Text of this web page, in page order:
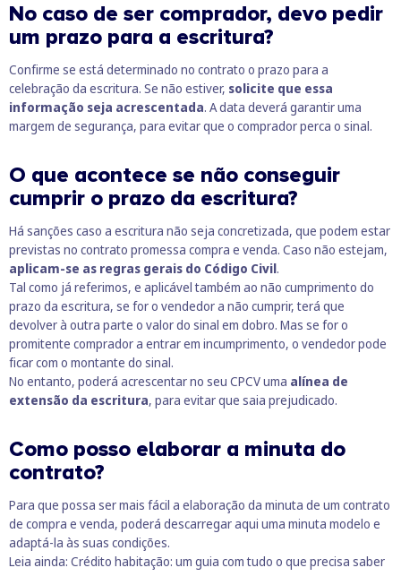
No caso de ser comprador, devo pedir
um prazo para a escritura?
Confirme se está determinado no contrato o prazo para a
celebração da escritura. Se não estiver, solicite que essa
informação seja acrescentada. A data deverá garantir uma
margem de segurança, para evitar que o comprador perca o sinal.
O que acontece se não conseguir
cumprir o prazo da escritura?
Há sanções caso a escritura não seja concretizada, que podem estar
previstas no contrato promessa compra e venda. Caso não estejam,
aplicam-se as regras gerais do Código Civil.
Tal como já referimos, e aplicável também ao não cumprimento do
prazo da escritura, se for o vendedor a não cumprir, terá que
devolver à outra parte o valor do sinal em dobro. Mas se for o
promitente comprador a entrar em incumprimento, o vendedor pode
ficar com o montante do sinal.
No entanto, poderá acrescentar no seu CPCV uma alínea de
extensão da escritura, para evitar que saia prejudicado.
Como posso elaborar a minuta do
contrato?
Para que possa ser mais fácil a elaboração da minuta de um contrato
de compra e venda, poderá descarregaraqui uma minuta modelo e
adaptá-la às suas condições.
Leia ainda: Crédito habitação: um guia com tudo o que precisa saber